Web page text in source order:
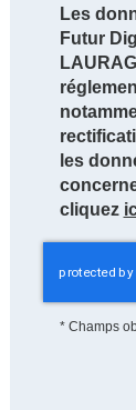
Les
Futur
les
cliquez
* Champs